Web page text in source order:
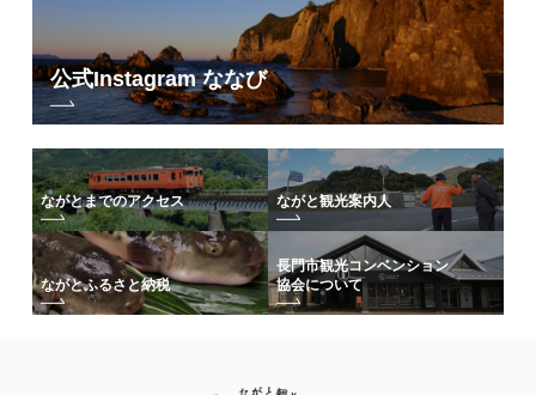
公式Instagram ななび
ながとまでのアクセス ながと観光案内人
ながとふるさと納税
長門市観光コンベンション
協会について